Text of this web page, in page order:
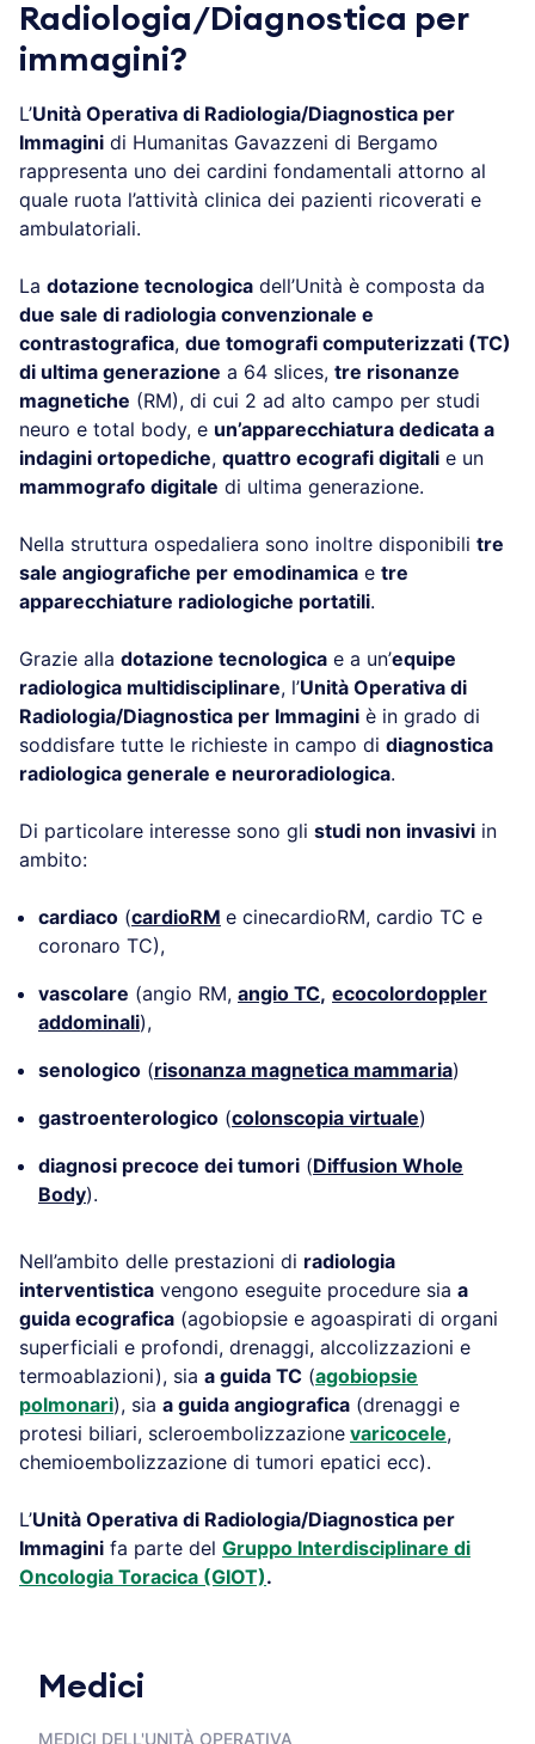
Radiologia/Diagnostica per
immagini?
L’Unità Operativa di Radiologia/Diagnostica per
Immagini di Humanitas Gavazzeni di Bergamo
rappresenta uno dei cardini fondamentali attorno al
quale ruota l’attività clinica dei pazienti ricoverati e
ambulatoriali.
La dotazione tecnologica dell’Unità è composta da
due sale di radiologia convenzionale e
contrastografica, due tomografi computerizzati (TC)
di ultima generazione a 64 slices, tre risonanze
magnetiche (RM), di cui 2 ad alto campo per studi
neuro e total body, e un’apparecchiatura dedicata a
indagini ortopediche, quattro ecografi digitali e un
mammografo digitale di ultima generazione.
Nella struttura ospedaliera sono inoltre disponibili tre
sale angiografiche per emodinamica e tre
apparecchiature radiologiche portatili.
Grazie alla dotazione tecnologica e a un’equipe
radiologica multidisciplinare, l’Unità Operativa di
Radiologia/Diagnostica per Immagini è in grado di
soddisfare tutte le richieste in campo di diagnostica
radiologica generale e neuroradiologica.
Di particolare interesse sono gli studi non invasivi in
ambito:
cardiaco (cardioRM e cinecardioRM, cardio TC e
coronaro TC),
vascolare (angio RM, angio TC, ecocolordoppler
addominali),
senologico (risonanza magnetica mammaria)
gastroenterologico (colonscopia virtuale)
diagnosi precoce dei tumori (Diffusion Whole
Body).
Nell’ambito delle prestazioni di radiologia
interventistica vengono eseguite procedure sia a
guida ecografica (agobiopsie e agoaspirati di organi
superficiali e profondi, drenaggi, alccolizzazioni e
termoablazioni), sia a guida TC (agobiopsie
polmonari), sia a guida angiografica (drenaggi e
protesi biliari, scleroembolizzazione varicocele,
chemioembolizzazione di tumori epatici ecc).
L’Unità Operativa di Radiologia/Diagnostica per
Immagini fa parte del Gruppo Interdisciplinare di
Oncologia Toracica (GIOT).
Medici
MEDICI DELL'UNITÀ OPERATIVA